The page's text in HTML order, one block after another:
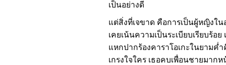
เป็นอย่างดี
แต่สิ่งที่เจขาด คือการเป็นผู้หญิงใ
เคยเน้นความเป็นระเบียบเรียบร้อย
แหกปากร้องคาราโอเกะในยามค่ำ
เกรงใจใคร เธอคบเพื่อนชายมาก